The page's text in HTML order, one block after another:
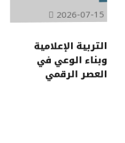
2026-07-15
التربية الإعلامية
وبناء الوعي في
العصر الرقمي